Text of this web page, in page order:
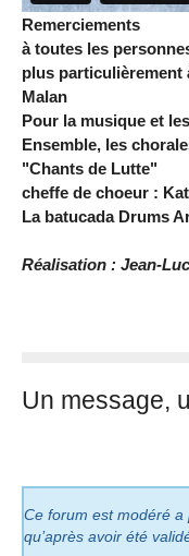
Remerciements
à toutes les
plus particulièrement
Malan
Pour la musique et
Ensemble, les
"Chants de Lutte"
cheffe de choeur :
La batucada Drums
Réalisation : Jean-
Un message,
Ce forum est modéré a
qu’après avoir été